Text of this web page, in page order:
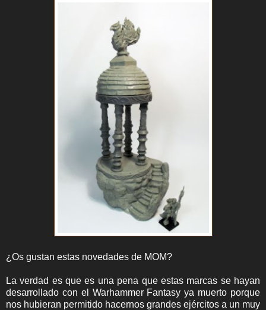
¿Os gustan estas novedades de MOM?
La verdad es que es una pena que estas marcas se hayan
desarrollado con el Warhammer Fantasy ya muerto porque
nos hubieran permitido hacernos grandes ejércitos a un muy